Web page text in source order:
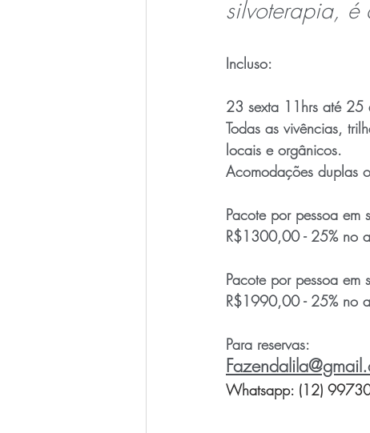
silvoterapia, é
Incluso:
23 sexta 11hrs até 25
Todas as vivências,
locais e orgânicos.
Acomodações duplas
Pacote por pessoa em
R$1300,00 - 25% no
Pacote por pessoa em
R$1990,00 - 25% no
Para reservas:
Whatsapp: (12)